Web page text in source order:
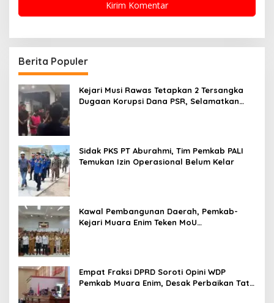
Berita Populer
Kejari Musi Rawas Tetapkan 2 Tersangka
Dugaan Korupsi Dana PSR, Selamatkan
Sidak PKS PT Aburahmi, Tim Pemkab PALI
Temukan Izin Operasional Belum Kelar
Kawal Pembangunan Daerah, Pemkab-
Kejari Muara Enim Teken MoU
Empat Fraksi DPRD Soroti Opini WDP
Pemkab Muara Enim, Desak Perbaikan Tata